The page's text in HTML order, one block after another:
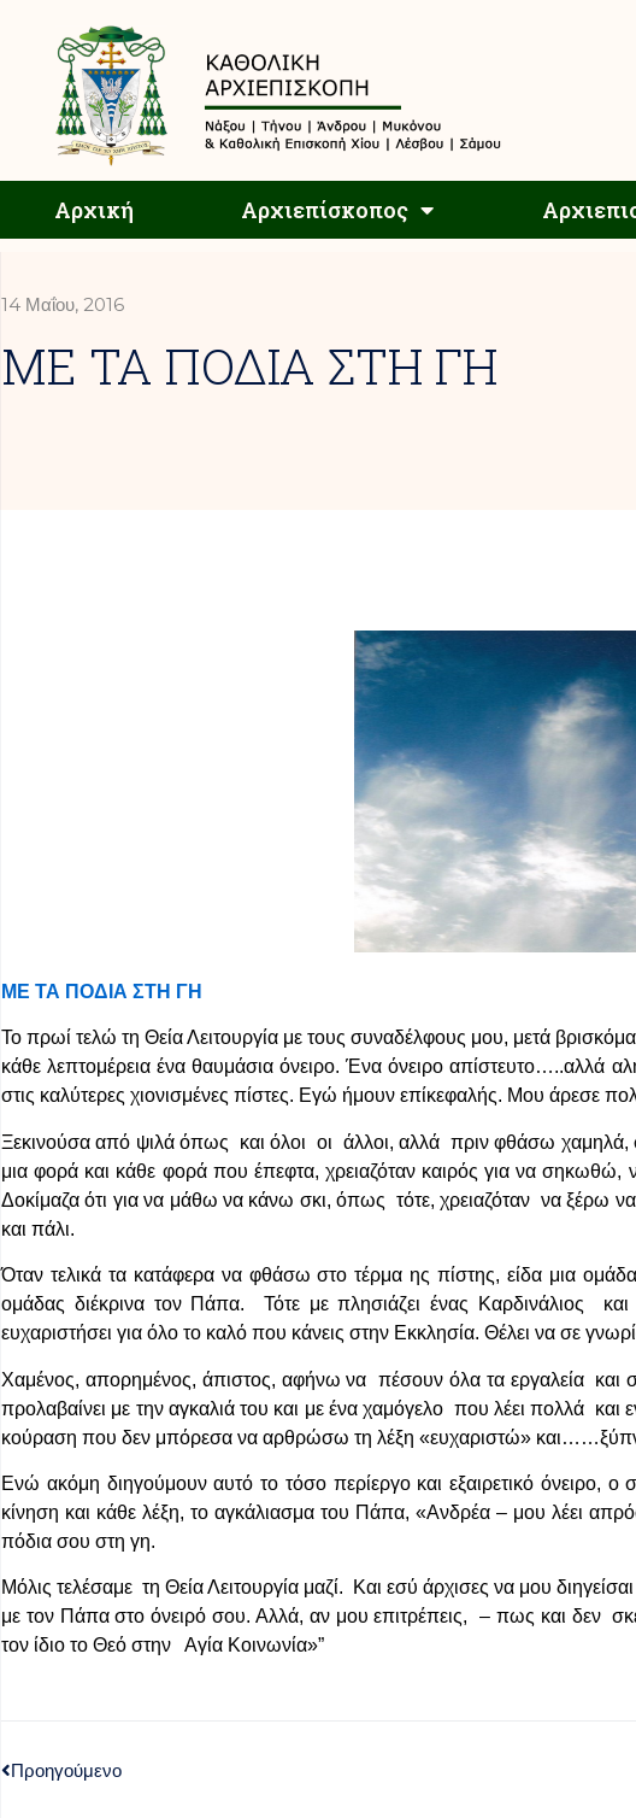
Αρχική Αρχιεπίσκοπος
14 Μαΐου, 2016
ΜΕ ΤΑ ΠΟΔΙΑ ΣΤΗ ΓΗ
ΜΕ ΤΑ ΠΟΔΙΑ ΣΤΗ ΓΗ
Το πρωί τελώ τη Θεία Λειτουργία με τους συναδέλφους μου, μετά
κάθε λεπτομέρεια ένα θαυμάσια όνειρο. Ένα όνειρο απίστευτο…..αλλά
στις καλύτερες χιονισμένες πίστες. Εγώ ήμουν επίκεφαλής. Μου άρεσε
Ξεκινούσα από ψιλά όπως και όλοι οι άλλοι, αλλά πριν φθάσω χαμηλά,
μια φορά και κάθε φορά που έπεφτα, χρειαζόταν καιρός για να σηκωθώ,
Δοκίμαζα ότι για να μάθω να κάνω σκι, όπως τότε, χρειαζόταν να ξέρω
και πάλι.
Όταν τελικά τα κατάφερα να φθάσω στο τέρμα ης πίστης, είδα μια
ομάδας διέκρινα τον Πάπα. Τότε με πλησιάζει ένας Καρδινάλιος
ευχαριστήσει για όλο το καλό που κάνεις στην Εκκλησία. Θέλει να σε
Χαμένος, απορημένος, άπιστος, αφήνω να πέσουν όλα τα εργαλεία
προλαβαίνει με την αγκαλιά του και με ένα χαμόγελο που λέει πολλά
κούραση που δεν μπόρεσα να αρθρώσω τη λέξη «ευχαριστώ»
Ενώ ακόμη διηγούμουν αυτό το τόσο περίεργο και εξαιρετικό όνειρο,
κίνηση και κάθε λέξη, το αγκάλιασμα του Πάπα, «Ανδρέα – μου λέει
πόδια σου στη γη.
Μόλις τελέσαμε τη Θεία Λειτουργία μαζί. Και εσύ άρχισες να μου
με τον Πάπα στο όνειρό σου. Αλλά, αν μου επιτρέπεις, – πως και δεν
τον ίδιο το Θεό στην Αγία Κοινωνία»”
Προηγούμενο